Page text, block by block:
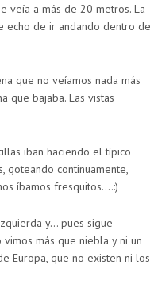
veía a más de 20 metros. La
echo de ir andando dentro de
que no veíamos nada más
que bajaba. Las vistas
iban haciendo el típico
goteando continuamente,
íbamos fresquitos….:)
y… pues sigue
más que niebla y ni un
Europa, que no existen ni los